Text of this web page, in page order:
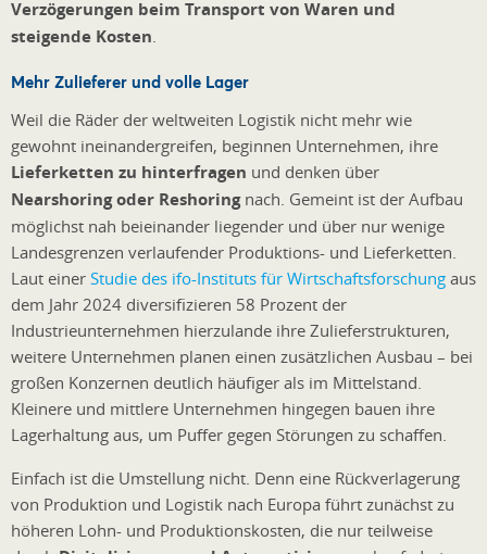
Verzögerungen beim Transport von Waren und
steigende Kosten.
Mehr Zulieferer und volle Lager
Weil die Räder der weltweiten Logistik nicht mehr wie
gewohnt ineinandergreifen, beginnen Unternehmen, ihre
Lieferketten zu hinterfragen und denken über
Nearshoring oder Reshoringnach. Gemeint ist der Aufbau
möglichst nah beieinander liegender und über nur wenige
Landesgrenzen verlaufender Produktions- und Lieferketten.
Laut einer Studie des ifo-Instituts für Wirtschaftsforschung aus
dem Jahr 2024 diversifizieren 58 Prozent der
Industrieunternehmen hierzulande ihre Zulieferstrukturen,
weitere Unternehmen planen einen zusätzlichen Ausbau – bei
großen Konzernen deutlich häufiger als im Mittelstand.
Kleinere und mittlere Unternehmen hingegen bauen ihre
Lagerhaltung aus, um Puffer gegen Störungen zu schaffen.
Einfach ist die Umstellung nicht. Denn eine Rückverlagerung
von Produktion und Logistik nach Europa führt zunächst zu
höheren Lohn- und Produktionskosten, die nur teilweise